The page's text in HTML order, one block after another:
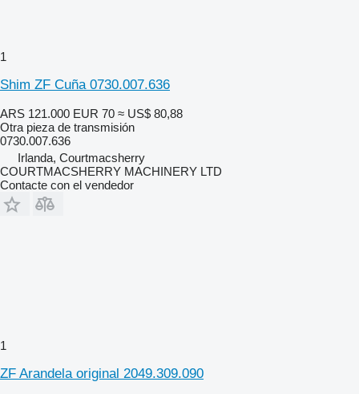
1
Shim ZF Cuña 0730.007.636
ARS 121.000 EUR 70 ≈ US$ 80,88
Otra pieza de transmisión
0730.007.636
Irlanda, Courtmacsherry
COURTMACSHERRY MACHINERY LTD
Contacte con el vendedor
1
ZF Arandela original 2049.309.090